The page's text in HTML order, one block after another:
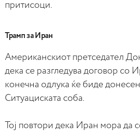
притисоци.
Трамп за Иран
Американскиот претседател
дека се разгледува договор со
конечна одлука ќе биде
Ситуациската соба.
Тој повтори дека Иран мора да